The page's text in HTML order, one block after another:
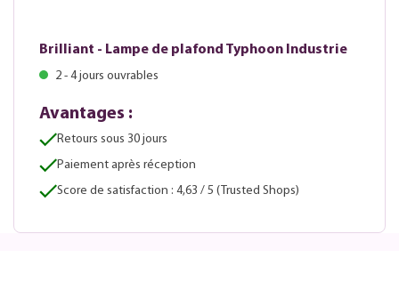
Brilliant - Lampe de plafond Typhoon Industrie
2 - 4 jours ouvrables
Avantages :
Retours sous 30 jours
Paiement après réception
Score de satisfaction : 4,63 / 5 (Trusted Shops)